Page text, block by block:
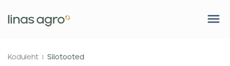
Koduleht Silotooted